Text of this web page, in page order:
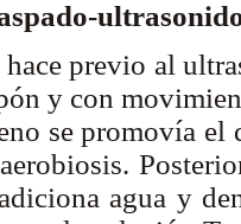
hace previo al
y con
se promovía el
agua y